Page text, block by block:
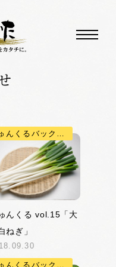
んくる vol.15「大
ねぎ」